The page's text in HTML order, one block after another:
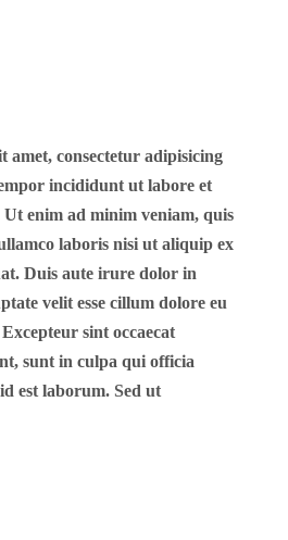
amet, consectetur adipisicing
incididunt ut labore et
enim ad minim veniam, quis
laboris nisi ut aliquip ex
Duis aute irure dolor in
velit esse cillum dolore eu
sint occaecat
sunt in culpa qui officia
est laborum. Sed ut